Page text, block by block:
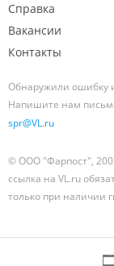
Справка
Вакансии
Контакты
Обнаружили ошибку
Напишите нам
spr@VL.ru
© ООО "Фарпост",
ссылка на VL.ru
только при наличии